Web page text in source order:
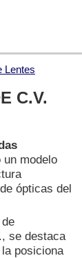
Lentes
C.V.
un modelo
ópticas del
se destaca
posiciona